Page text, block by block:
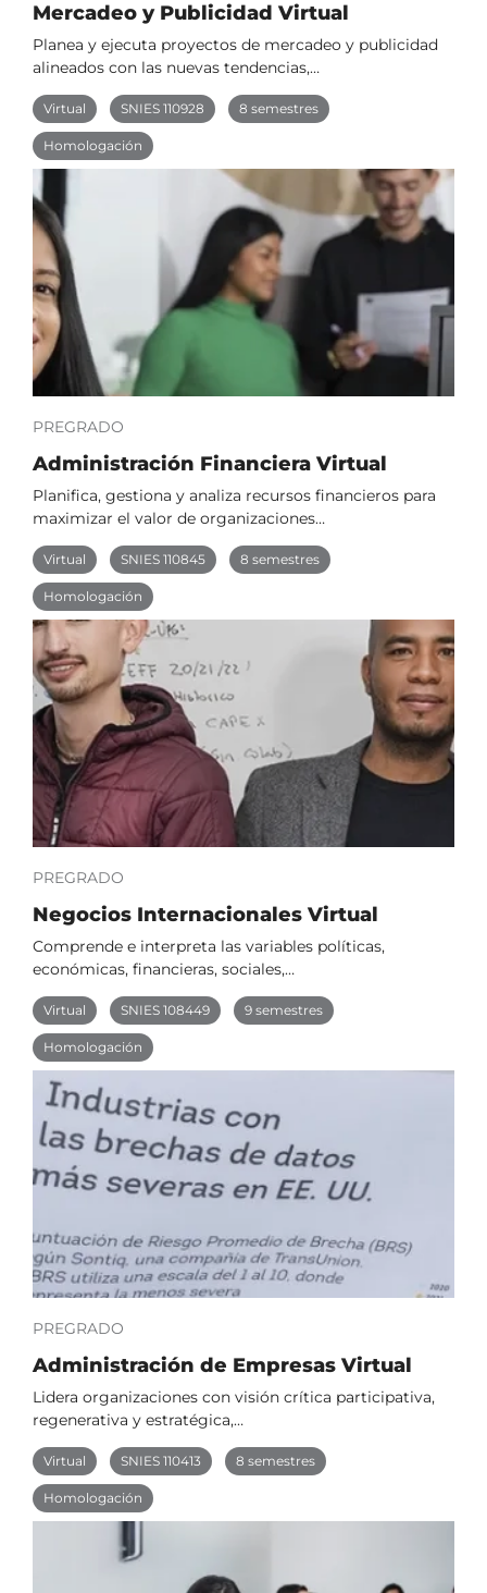
Mercadeo y Publicidad Virtual
Planea y ejecuta proyectos de mercadeo y publicidad
alineados con las nuevas tendencias,…
Virtual SNIES 110928 8 semestres
Homologación
PREGRADO
Administración Financiera Virtual
Planifica, gestiona y analiza recursos financieros para
maximizar el valor de organizaciones…
Virtual SNIES 110845 8 semestres
Homologación
PREGRADO
Negocios Internacionales Virtual
Comprende e interpreta las variables políticas,
económicas, financieras, sociales,…
Virtual SNIES 108449 9 semestres
Homologación
PREGRADO
Administración de Empresas Virtual
Lidera organizaciones con visión crítica participativa,
regenerativa y estratégica,…
Virtual SNIES 110413 8 semestres
Homologación